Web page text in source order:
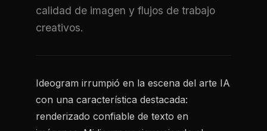
calidad de imagen y flujos de trabajo
creativos.
Ideogram irrumpió en la escena del arte IA
con una característica destacada:
renderizado confiable de texto en